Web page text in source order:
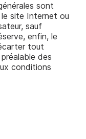
sont
le site Internet ou
sauf
enfin, le
tout
des
conditions